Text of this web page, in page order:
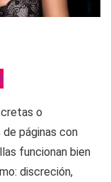
o
páginas con
funcionan bien
discreción,